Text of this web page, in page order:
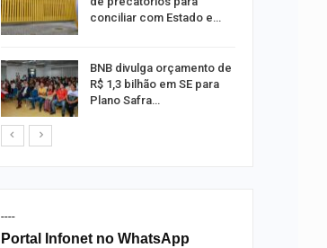
conciliar com Estado e…
BNB divulga orçamento de
R$ 1,3 bilhão em SE para
Plano Safra…
----
Portal Infonet no WhatsApp